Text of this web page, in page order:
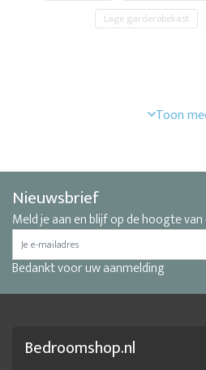
Lage garderobekast
Nieuwsbrief
Meld je aan en blijf op de hoogte
Bedankt voor uw aanmelding
Bedroomshop.nl